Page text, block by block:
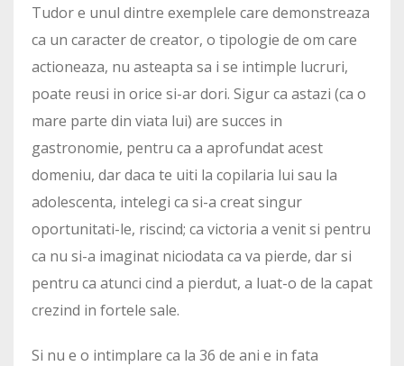
Tudor e unul dintre exemplele care demonstreaza
ca un caracter de creator, o tipologie de om care
actioneaza, nu asteapta sa i se intimple lucruri,
poate reusi in orice si-ar dori. Sigur ca astazi (ca o
mare parte din viata lui) are succes in
gastronomie, pentru ca a aprofundat acest
domeniu, dar daca te uiti la copilaria lui sau la
adolescenta, intelegi ca si-a creat singur
oportunitati-le, riscind; ca victoria a venit si pentru
ca nu si-a imaginat niciodata ca va pierde, dar si
pentru ca atunci cind a pierdut, a luat-o de la capat
crezind in fortele sale.
Si nu e o intimplare ca la 36 de ani e in fata